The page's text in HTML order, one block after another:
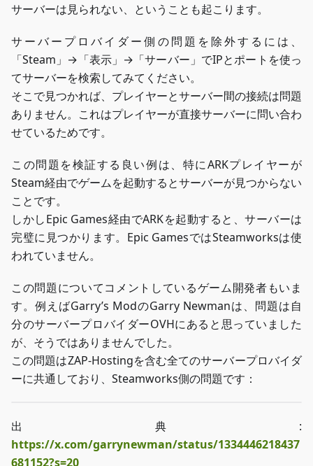
サーバーは見られない、ということも起こります。
サーバープロバイダー側の問題を除外するには、
「Steam」→「表示」→「サーバー」でIPとポートを使っ
てサーバーを検索してみてください。
そこで見つかれば、プレイヤーとサーバー間の接続は問題
ありません。これはプレイヤーが直接サーバーに問い合わ
せているためです。
この問題を検証する良い例は、特にARKプレイヤーが
Steam経由でゲームを起動するとサーバーが見つからない
ことです。
しかしEpic Games経由でARKを起動すると、サーバーは
完璧に見つかります。Epic GamesではSteamworksは使
われていません。
この問題についてコメントしているゲーム開発者もいま
す。例えばGarry’s ModのGarry Newmanは、問題は自
分のサーバープロバイダーOVHにあると思っていました
が、そうではありませんでした。
この問題はZAP-Hostingを含む全てのサーバープロバイダ
ーに共通しており、Steamworks側の問題です：
出典:
https://x.com/garrynewman/status/1334446218437
681152?s=20